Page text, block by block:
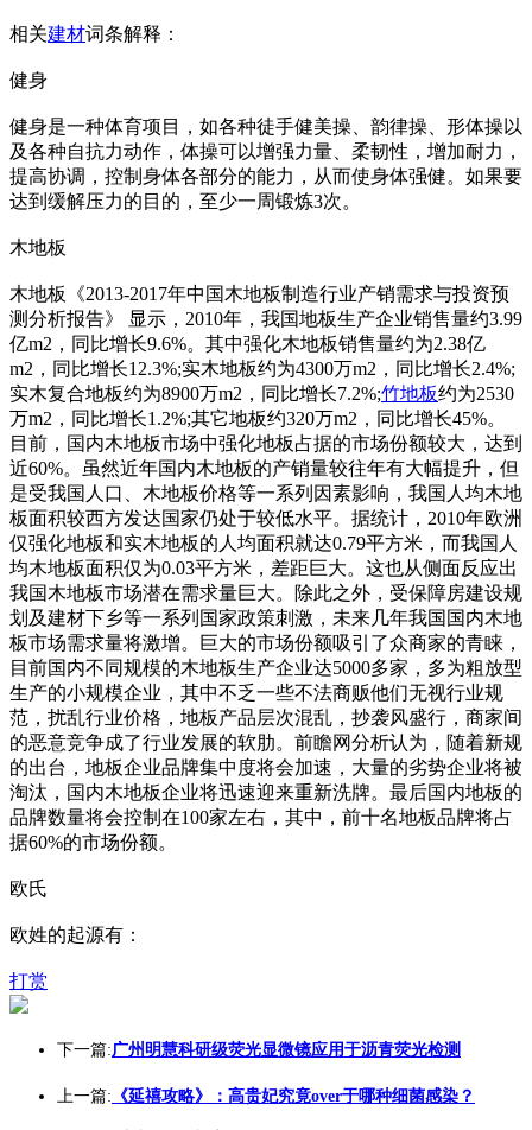
相关建材词条解释：
健身
健身是一种体育项目，如各种徒手健美操、韵律操、形体操以
及各种自抗力动作，体操可以增强力量、柔韧性，增加耐力，
提高协调，控制身体各部分的能力，从而使身体强健。如果要
达到缓解压力的目的，至少一周锻炼3次。
木地板
木地板《2013-2017年中国木地板制造行业产销需求与投资预
测分析报告》 显示，2010年，我国地板生产企业销售量约3.99
亿m2，同比增长9.6%。其中强化木地板销售量约为2.38亿
m2，同比增长12.3%;实木地板约为4300万m2，同比增长2.4%;
实木复合地板约为8900万m2，同比增长7.2%;竹地板约为2530
万m2，同比增长1.2%;其它地板约320万m2，同比增长45%。
目前，国内木地板市场中强化地板占据的市场份额较大，达到
近60%。虽然近年国内木地板的产销量较往年有大幅提升，但
是受我国人口、木地板价格等一系列因素影响，我国人均木地
板面积较西方发达国家仍处于较低水平。据统计，2010年欧洲
仅强化地板和实木地板的人均面积就达0.79平方米，而我国人
均木地板面积仅为0.03平方米，差距巨大。这也从侧面反应出
我国木地板市场潜在需求量巨大。除此之外，受保障房建设规
划及建材下乡等一系列国家政策刺激，未来几年我国国内木地
板市场需求量将激增。巨大的市场份额吸引了众商家的青睐，
目前国内不同规模的木地板生产企业达5000多家，多为粗放型
生产的小规模企业，其中不乏一些不法商贩他们无视行业规
范，扰乱行业价格，地板产品层次混乱，抄袭风盛行，商家间
的恶意竞争成了行业发展的软肋。前瞻网分析认为，随着新规
的出台，地板企业品牌集中度将会加速，大量的劣势企业将被
淘汰，国内木地板企业将迅速迎来重新洗牌。最后国内地板的
品牌数量将会控制在100家左右，其中，前十名地板品牌将占
据60%的市场份额。
欧氏
欧姓的起源有：
打赏
下一篇:广州明慧科研级荧光显微镜应用于沥青荧光检测
上一篇: 《延禧攻略》：高贵妃究竟over于哪种细菌感染？